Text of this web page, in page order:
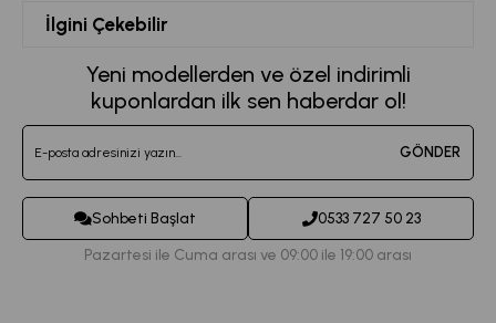
Favorilerim
Sepetim
Destek Taleplerim
Sipariş Takibi
Hakkımızda
Kvkk Metni
Teslimat ve İade Koşulları
Toptan Satış
İletişim
İlgini Çekebilir
Kadın Spor Giyim
Büyük Beden Eşofman
Jogger Eşofman Altı
Kadın Tayt Modelleri
Crop Büstiyet Modelleri
Yeni modellerden ve özel indirimli
kuponlardan ilk sen haberdar ol!
GÖNDER
Sohbeti Başlat
0533 727 50 23
Pazartesi ile Cuma arası ve 09:00 ile 19:00 arası